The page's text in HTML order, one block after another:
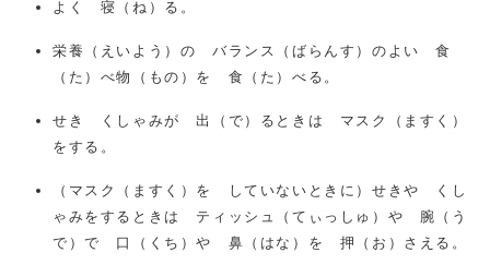
よく 寝（ね）る。
栄養（えいよう）の バランス（ばらんす）のよい 食
（た）べ物（もの）を 食（た）べる。
せき くしゃみが 出（で）るときは マスク（ますく）
をする。
（マスク（ますく）を していないときに）せきや くし
ゃみをするときは ティッシュ（てぃっしゅ）や 腕（う
で）で 口（くち）や 鼻（はな）を 押（お）さえる。